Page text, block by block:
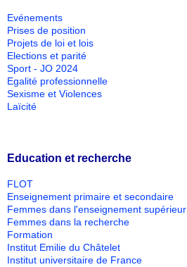
Evénements
Prises de position
Projets de loi et lois
Elections et parité
Sport - JO 2024
Egalité professionnelle
Sexisme et Violences
Laïcité
Education et recherche
FLOT
Enseignement primaire et secondaire
Femmes dans l'enseignement supérieur
Femmes dans la recherche
Formation
Institut Emilie du Châtelet
Institut universitaire de France